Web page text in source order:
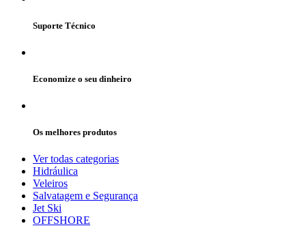
Suporte Técnico
Economize o seu dinheiro
Os melhores produtos
Ver todas categorias
Hidráulica
Veleiros
Salvatagem e Segurança
Jet Ski
OFFSHORE